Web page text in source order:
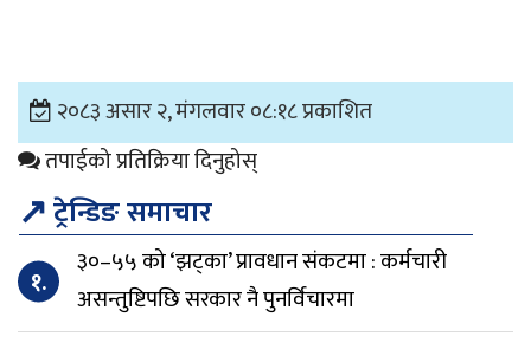
२०८३ असार २, मंगलवार ०८:१८ प्रकाशित
तपाईको प्रतिक्रिया दिनुहोस्
↗ट्रेन्डिङ समाचार
१.
३०–५५ को ‘झट्का’ प्रावधान संकटमा : कर्मचारी
असन्तुष्टिपछि सरकार नै पुनर्विचारमा